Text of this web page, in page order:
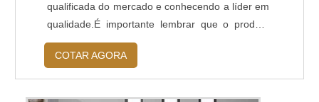
qualificada do mercado e conhecendo a líder em
qualidade.É importante lembrar que o produto
deve sempre ser adquirido com empresas
especializadas no segmento. Esse tipo de
cuidado ajuda a garantir a qualidade e
durabilidade dos materiais, além de evitar
COTAR AGORA